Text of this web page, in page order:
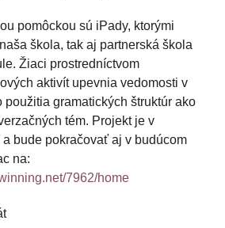
pomôckou sú iPady, ktorými
škola, tak aj partnerská škola
Žiaci prostredníctvom
aktivít upevnia vedomosti v
použitia gramatických štruktúr ako
tém. Projekt je v
bude pokračovať aj v budúcom
na:
7962/home